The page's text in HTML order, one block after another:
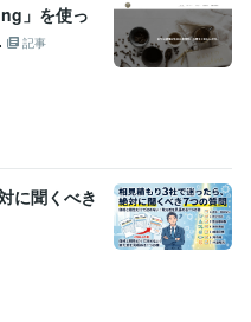
」を使っ
記事
に聞くべき